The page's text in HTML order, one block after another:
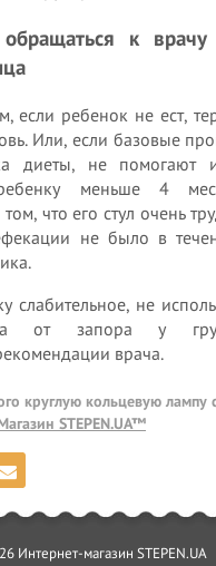
обращаться к
если ребенок не ест,
Или, если базовые
диеты, не помогают
меньше 4
что его стул очень
не было в
слабительное, не
от запора у
врача.
круглую кольцевую лампу
STEPEN.UA™
Интернет-магазин STEPEN.UA